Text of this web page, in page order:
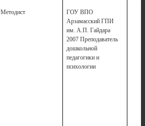
Методист
ГОУ ВПО
Арзамасский ГПИ
им. А.П. Гайдара
2007 Преподаватель
дошкольной
педагогики и
психологии